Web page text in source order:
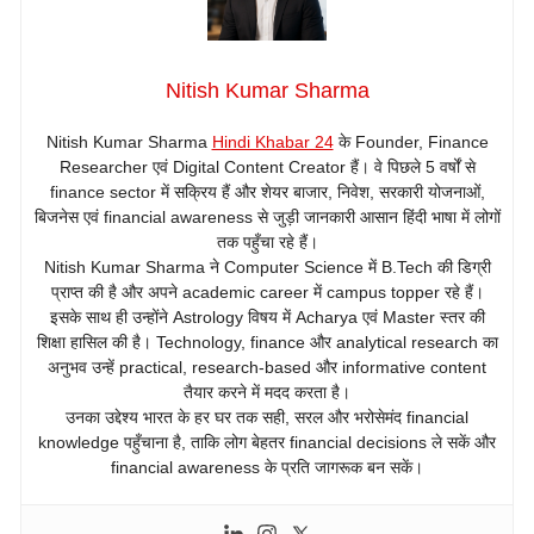
Nitish Kumar Sharma
Nitish Kumar Sharma Hindi Khabar 24के Founder, Finance
Researcher एवं Digital Content Creator हैं। वे पिछले 5 वर्षों से
finance sector में सक्रिय हैं और शेयर बाजार, निवेश, सरकारी योजनाओं,
बिजनेस एवं financial awareness से जुड़ी जानकारी आसान हिंदी भाषा में लोगों
तक पहुँचा रहे हैं।
Nitish Kumar Sharma ने Computer Science में B.Tech की डिग्री
प्राप्त की है और अपने academic career में campus topper रहे हैं।
इसके साथ ही उन्होंने Astrology विषय में Acharya एवं Master स्तर की
शिक्षा हासिल की है। Technology, finance और analytical research का
अनुभव उन्हें practical, research-based और informative content
तैयार करने में मदद करता है।
उनका उद्देश्य भारत के हर घर तक सही, सरल और भरोसेमंद financial
knowledge पहुँचाना है, ताकि लोग बेहतर financial decisions ले सकें और
financial awareness के प्रति जागरूक बन सकें।